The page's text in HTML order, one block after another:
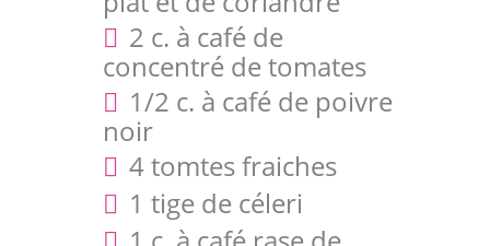
2 c. à café de
concentré de tomates
1/2 c. à café de poivre
noir
4 tomtes fraiches
1 tige de céleri